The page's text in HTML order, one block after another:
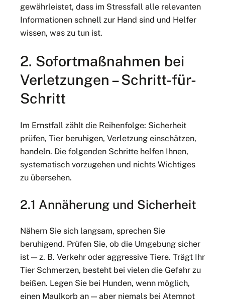
gewährleistet, dass im Stressfall alle relevanten
Informationen schnell zur Hand sind und Helfer
wissen, was zu tun ist.
2. Sofortmaßnahmen bei
Verletzungen – Schritt-für-
Schritt
Im Ernstfall zählt die Reihenfolge: Sicherheit
prüfen, Tier beruhigen, Verletzung einschätzen,
handeln. Die folgenden Schritte helfen Ihnen,
systematisch vorzugehen und nichts Wichtiges
zu übersehen.
2.1 Annäherung und Sicherheit
Nähern Sie sich langsam, sprechen Sie
beruhigend. Prüfen Sie, ob die Umgebung sicher
ist — z. B. Verkehr oder aggressive Tiere. Trägt Ihr
Tier Schmerzen, besteht bei vielen die Gefahr zu
beißen. Legen Sie bei Hunden, wenn möglich,
einen Maulkorb an — aber niemals bei Atemnot